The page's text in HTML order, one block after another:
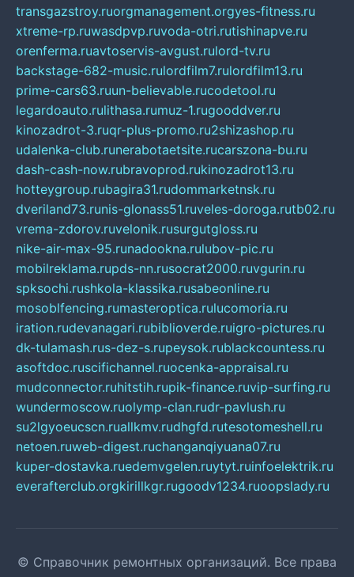
transgazstroy.ruorgmanagement.orgyes-fitness.ru
xtreme-rp.ruwasdpvp.ruvoda-otri.rutishinapve.ru
orenferma.ruavtoservis-avgust.rulord-tv.ru
backstage-682-music.rulordfilm7.rulordfilm13.ru
prime-cars63.ruun-believable.rucodetool.ru
legardoauto.rulithasa.rumuz-1.rugooddver.ru
kinozadrot-3.ruqr-plus-promo.ru2shizashop.ru
udalenka-club.runerabotaetsite.rucarszona-bu.ru
dash-cash-now.rubravoprod.rukinozadrot13.ru
hotteygroup.rubagira31.rudommarketnsk.ru
dveriland73.runis-glonass51.ruveles-doroga.rutb02.ru
vrema-zdorov.ruvelonik.rusurgutgloss.ru
nike-air-max-95.runadookna.rulubov-pic.ru
mobilreklama.rupds-nn.rusocrat2000.ruvgurin.ru
spksochi.rushkola-klassika.rusabeonline.ru
mosoblfencing.rumasteroptica.rulucomoria.ru
iration.rudevanagari.rubiblioverde.ruigro-pictures.ru
dk-tulamash.rus-dez-s.rupeysok.rublackcountess.ru
asoftdoc.ruscifichannel.ruocenka-appraisal.ru
mudconnector.ruhitstih.rupik-finance.ruvip-surfing.ru
wundermoscow.ruolymp-clan.rudr-pavlush.ru
su2lgyoeucscn.ruallkmv.rudhgfd.rutesotomeshell.ru
netoen.ruweb-digest.ruchanganqiyuana07.ru
kuper-dostavka.ruedemvgelen.ruytyt.ruinfoelektrik.ru
everafterclub.orgkirillkgr.rugoodv1234.ruoopslady.ru
© Справочник ремонтных организаций. Все права